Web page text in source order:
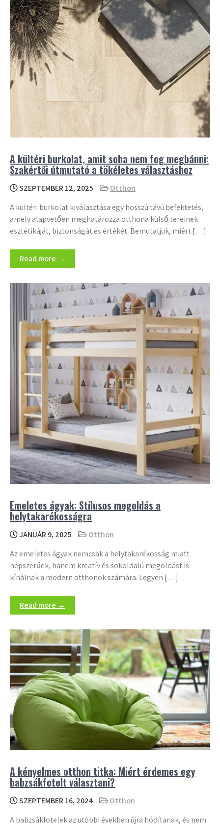
A kültéri burkolat, amit soha nem fog megbánni:
Szakértői útmutató a tökéletes választáshoz
SZEPTEMBER 12, 2025
Otthon
A kültéri burkolat kiválasztása egy hosszú távú befektetés,
amely alapvetően meghatározza otthona külső tereinek
esztétikáját, biztonságát és értékét. Bemutatjuk, miért […]
Read more →
Emeletes ágyak: Stílusos megoldás a
helytakarékosságra
JANUÁR 9, 2025
Otthon
Az emeletes ágyak nemcsak a helytakarékosság miatt
népszerűek, hanem kreatív és sokoldalú megoldást is
kínálnak a modern otthonok számára. Legyen […]
Read more →
A kényelmes otthon titka: Miért érdemes egy
babzsákfotelt választani?
SZEPTEMBER 16, 2024
Otthon
A babzsákfotelek az utóbbi években újra hódítanak, és nem